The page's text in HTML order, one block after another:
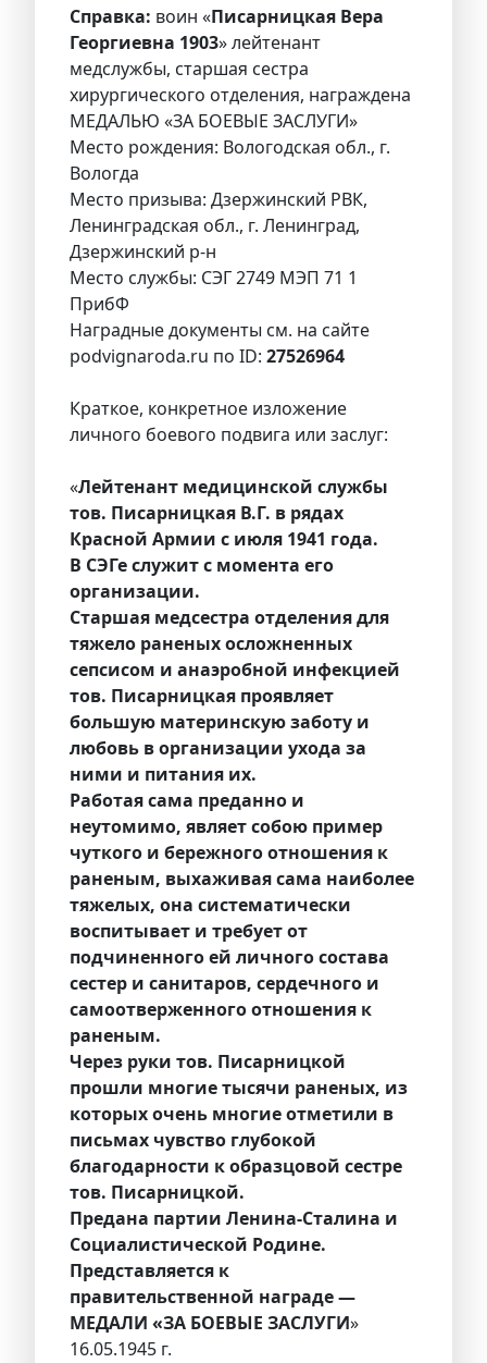
Справка: воин «Писарницкая Вера
Георгиевна 1903» лейтенант
медслужбы, старшая сестра
хирургического отделения, награждена
МЕДАЛЬЮ «ЗА БОЕВЫЕ ЗАСЛУГИ»
Место рождения: Вологодская обл., г.
Вологда
Место призыва: Дзержинский РВК,
Ленинградская обл., г. Ленинград,
Дзержинский р-н
Место службы: СЭГ 2749 МЭП 71 1
ПрибФ
Наградные документы см. на сайте
podvignaroda.ru по ID: 27526964
Краткое, конкретное изложение
личного боевого подвига или заслуг:
«Лейтенант медицинской службы
тов. Писарницкая В.Г. в рядах
Красной Армии с июля 1941 года.
В СЭГе служит с момента его
организации.
Старшая медсестра отделения для
тяжело раненых осложненных
сепсисом и анаэробной инфекцией
тов. Писарницкая проявляет
большую материнскую заботу и
любовь в организации ухода за
ними и питания их.
Работая сама преданно и
неутомимо, являет собою пример
чуткого и бережного отношения к
раненым, выхаживая сама наиболее
тяжелых, она систематически
воспитывает и требует от
подчиненного ей личного состава
сестер и санитаров, сердечного и
самоотверженного отношения к
раненым.
Через руки тов. Писарницкой
прошли многие тысячи раненых, из
которых очень многие отметили в
письмах чувство глубокой
благодарности к образцовой сестре
тов. Писарницкой.
Предана партии Ленина-Сталина и
Социалистической Родине.
Представляется к
правительственной награде —
МЕДАЛИ «ЗА БОЕВЫЕ ЗАСЛУГИ»
16.05.1945 г.